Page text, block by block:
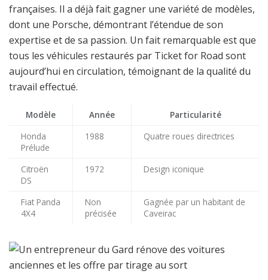
françaises. Il a déjà fait gagner une variété de modèles,
dont une Porsche, démontrant l’étendue de son
expertise et de sa passion. Un fait remarquable est que
tous les véhicules restaurés par Ticket for Road sont
aujourd’hui en circulation, témoignant de la qualité du
travail effectué.
Modèle Année
Particularité
Honda
Prélude
1988 Quatre roues directrices
Citroën
DS
1972 Design iconique
Fiat Panda
4X4
Non
précisée
Gagnée par un habitant de
Caveirac